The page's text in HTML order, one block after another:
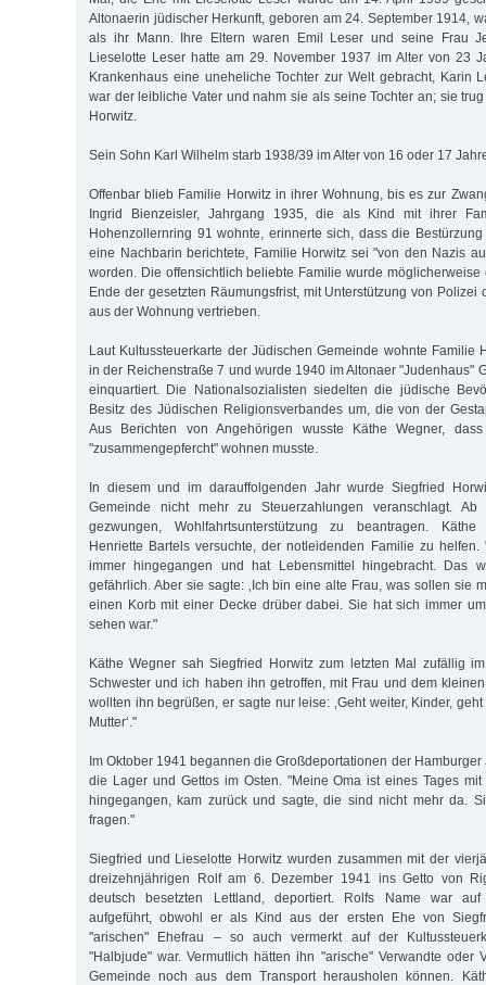
Altonaerin jüdischer Herkunft, geboren am 24. September 1914,
als ihr Mann. Ihre Eltern waren Emil Leser und seine Frau
Lieselotte Leser hatte am 29. November 1937 im Alter von 23
Krankenhaus eine uneheliche Tochter zur Welt gebracht, Karin
war der leibliche Vater und nahm sie als seine Tochter an; sie
Horwitz.
Sein Sohn Karl Wilhelm starb 1938/39 im Alter von 16 oder 17
Offenbar blieb Familie Horwitz in ihrer Wohnung, bis es zur
Ingrid Bienzeisler, Jahrgang 1935, die als Kind mit ihrer
Hohenzollernring 91 wohnte, erinnerte sich, dass die
eine Nachbarin berichtete, Familie Horwitz sei "von den Nazis
worden. Die offensichtlich beliebte Familie wurde möglicherweise
Ende der gesetzten Räumungsfrist, mit Unterstützung von Polizei
aus der Wohnung vertrieben.
Laut Kultussteuerkarte der Jüdischen Gemeinde wohnte Familie
in der Reichenstraße 7 und wurde 1940 im Altonaer "Judenhaus"
einquartiert. Die Nationalsozialisten siedelten die jüdische
Besitz des Jüdischen Religionsverbandes um, die von der
Aus Berichten von Angehörigen wusste Käthe Wegner,
"zusammengepfercht" wohnen musste.
In diesem und im darauffolgenden Jahr wurde Siegfried
Gemeinde nicht mehr zu Steuerzahlungen veranschlagt.
gezwungen, Wohlfahrtsunterstützung zu beantragen. Käthe
Henriette Bartels versuchte, der notleidenden Familie zu helfen.
immer hingegangen und hat Lebensmittel hingebracht. Das
gefährlich. Aber sie sagte: ‚Ich bin eine alte Frau, was sollen sie
einen Korb mit einer Decke drüber dabei. Sie hat sich immer
sehen war."
Käthe Wegner sah Siegfried Horwitz zum letzten Mal zufällig
Schwester und ich haben ihn getroffen, mit Frau und dem
wollten ihn begrüßen, er sagte nur leise: ‚Geht weiter, Kinder,
Mutter‘."
Im Oktober 1941 begannen die Großdeportationen der
die Lager und Gettos im Osten. "Meine Oma ist eines Tages
hingegangen, kam zurück und sagte, die sind nicht mehr da.
fragen."
Siegfried und Lieselotte Horwitz wurden zusammen mit der
dreizehnjährigen Rolf am 6. Dezember 1941 ins Getto von
deutsch besetzten Lettland, deportiert. Rolfs Name war auf
aufgeführt, obwohl er als Kind aus der ersten Ehe von
"arischen" Ehefrau – so auch vermerkt auf der
"Halbjude" war. Vermutlich hätten ihn "arische" Verwandte oder
Gemeinde noch aus dem Transport herausholen können.